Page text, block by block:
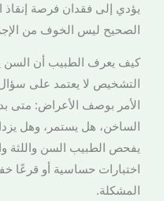
يؤدي إلى فقدان فرصة إنقاذ
الصحيح ليس الخوف من
كيف يعرف الطبيب أن السن
التشخيص لا يعتمد على
الأمر بوصف الأعراض: متى
الساخن، هل يستمر، وهل
يفحص الطبيب السن واللثة
اختبارات حساسية أو قرعًا
المشكلة.